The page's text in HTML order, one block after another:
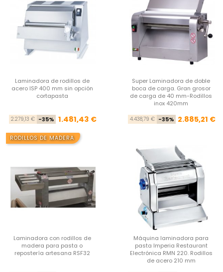
Laminadora de rodillos de
acero ISP 400 mm sin opción
cortapasta
Precio base
2.279,13 € -35% Precio
1.481,43 €
Super Laminadora de doble
boca de carga. Gran grosor
de carga de 40 mm-Rodillos
inox 420mm
4.438,79 € -35% 2.885,21 €
RODILLOS DE MADERA
Laminadora con rodillos de
madera para pasta o
repostería artesana RSF32
Máquina laminadora para
pasta Imperia Restaurant
Electrónica RMN 220. Rodillos
de acero 210 mm